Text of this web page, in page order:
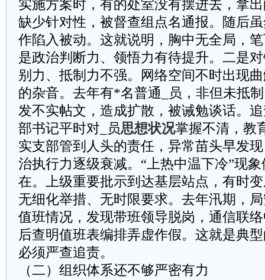
实施方案时，有的处室没有摆进去，拿
缺少针对性，被督查组点名通报。随后
作陷入被动。这就说明，胸中无全局，
是政治判断力、领悟力有待提升。二是
别力、抵制力不强。网络空间不时出现
的杂音。去年有*名普通_员，非但未抵
发不实帖文，造成扩散，被诫勉谈话。
部书记平时对_员思想状况掌握不清，教
实支部管到人头的责任，异常苗头早发
治执行力逐级衰减。“上热中温下冷”现
在。上级重要批示到达基层站点，有时
无细化举措、无时限要求。去年汛期，
值班情况，发现带班领导脱岗，通信联
后查明值班表编排弄虚作假。这就是典
必须严查追责。
（二）组织体系还不够严密有力